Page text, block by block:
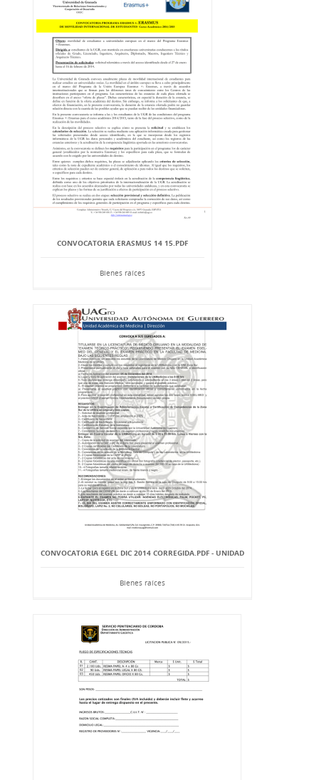
CONVOCATORIA ERASMUS 14 15.PDF
Bienes raíces
CONVOCATORIA EGEL DIC 2014 CORREGIDA.PDF - UNIDAD
Bienes raíces